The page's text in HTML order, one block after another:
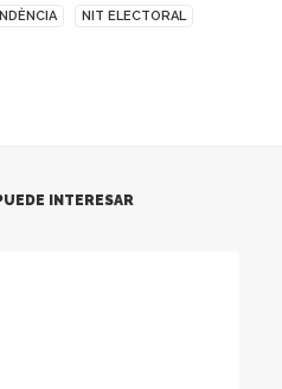
NIT ELECTORAL
INTERESAR